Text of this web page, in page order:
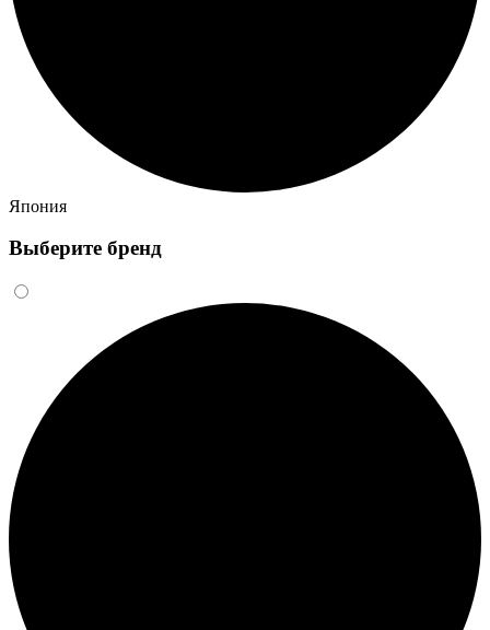
Япония
Выберите бренд